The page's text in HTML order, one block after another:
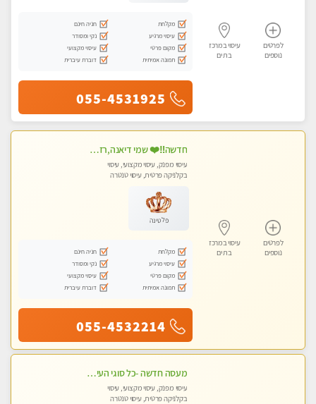
לפרטים
נוספים
עיסוי במרכז
בת ים
מקלחת
חניה חינם
עיסוי מרגיע
נקי ומסודר
מקום פרטי
עיסוי מקצועי
תמונה אמיתית
דוברת עיברית
055-4531925
לפרטים
נוספים
עיסוי במרכז
בת ים
חדשה‼️❤️ שמי דיאנה,רזה,מעסה מקצועית ואיכותית מומלץ!!!!
עיסוי מפנק, עיסוי מקצועי, עיסוי
בקלניקה פרטית, עיסוי טנטרה
פלטינה
מקלחת
חניה חינם
עיסוי מרגיע
נקי ומסודר
מקום פרטי
עיסוי מקצועי
תמונה אמיתית
דוברת עיברית
055-4532214
מעסה חדשה -כל סוגי העיסויים מעסה מקצועית ואיכותית פרטי!!!מומלץ לחלוטין!! Highly recommended
עיסוי מפנק, עיסוי מקצועי, עיסוי
בקלניקה פרטית, עיסוי טנטרה